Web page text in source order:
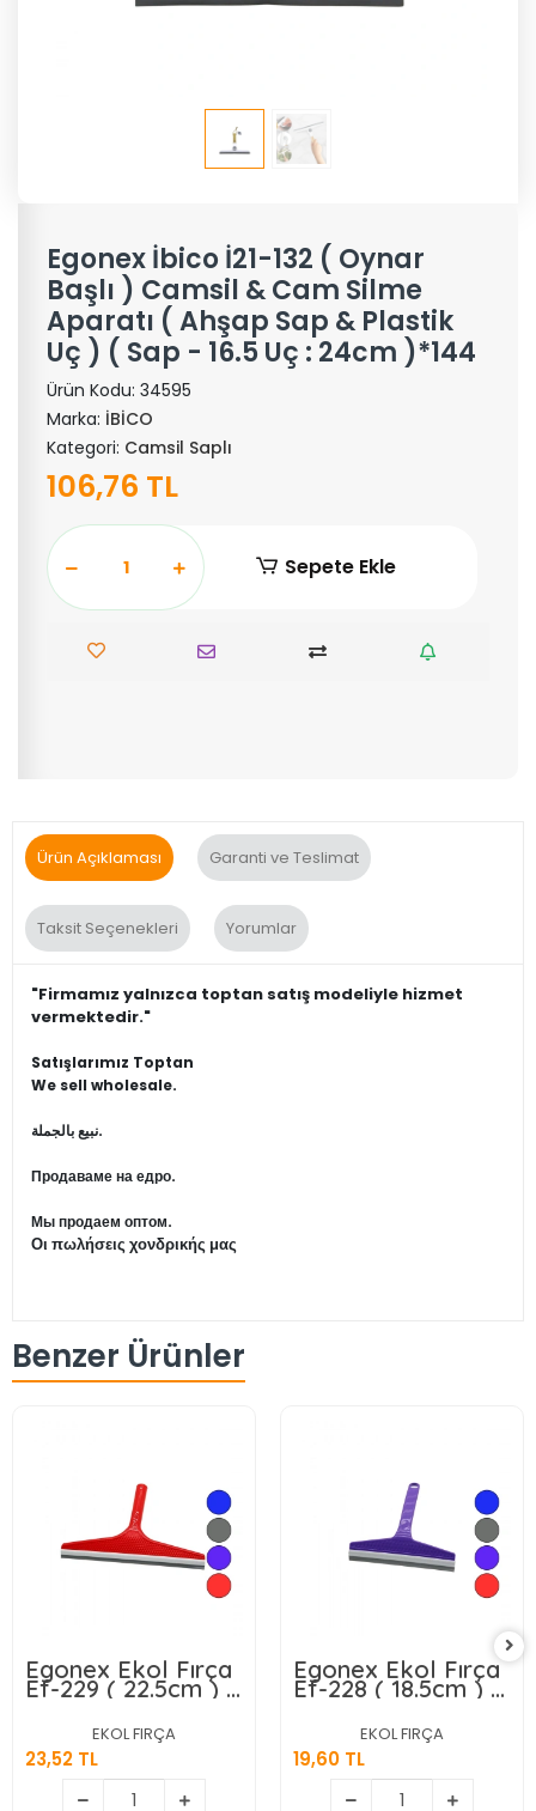
Egonex İbico İ21-132 ( Oynar
Başlı ) Camsil & Cam Silme
Aparatı ( Ahşap Sap & Plastik
Uç ) ( Sap - 16.5 Uç : 24cm )*144
Ürün Kodu: 34595
Marka: İBİCO
Kategori: Camsil Saplı
106,76 TL
Sepete Ekle
Ürün Açıklaması Garanti ve Teslimat
Taksit Seçenekleri Yorumlar
"Firmamız yalnızca toptan satış modeliyle hizmet
vermektedir."
Satışlarımız Toptan
We sell wholesale.
نبيع بالجملة.
Продаваме на едро.
Мы продаем оптом.
Οι πωλήσεις χονδρικής μας
Benzer Ürünler
Egonex Ekol Fırça
Ef-229 ( 22.5cm ) (
Orta ) Camsil &
Çekpas*100
EKOL FIRÇA
23,52 TL
Egonex Ekol Fırça
Ef-228 ( 18.5cm ) (
Küçük ) Camsil &
Çekpas*100
EKOL FIRÇA
19,60 TL